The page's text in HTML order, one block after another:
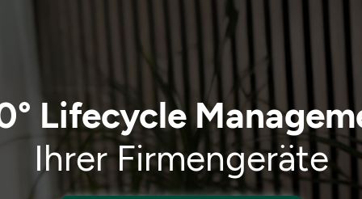
Lifecycle
Ihrer Firmengeräte